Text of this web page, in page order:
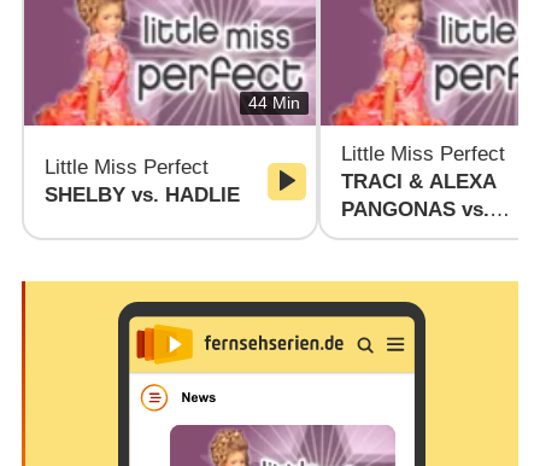
44 Min
Little Miss Perfect
SHELBY vs. HADLIE
Little Miss Perfect
TRACI & ALEXA
PANGONAS vs.
RHONDA &